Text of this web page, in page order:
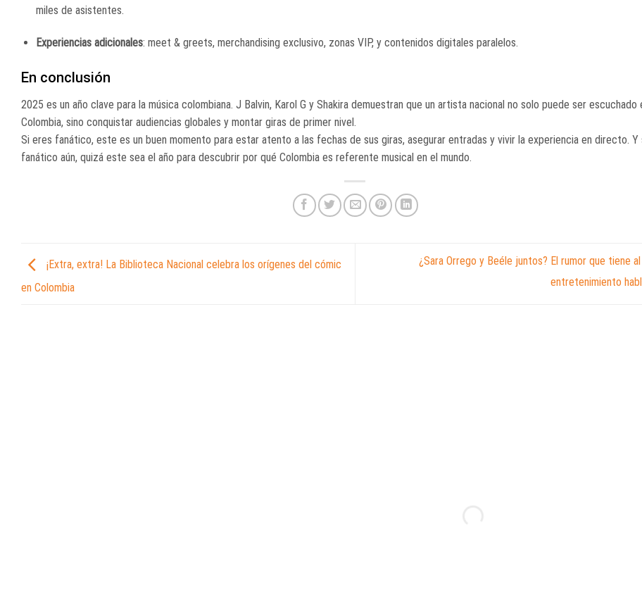
miles de asistentes.
Experiencias adicionales: meet & greets, merchandising exclusivo, zonas VIP, y contenidos digitales paralelos.
En conclusión
2025 es un año clave para la música colombiana. J Balvin, Karol G y Shakira demuestran que un artista nacional no solo puede ser escuchado
Colombia, sino conquistar audiencias globales y montar giras de primer nivel.
Si eres fanático, este es un buen momento para estar atento a las fechas de sus giras, asegurar entradas y vivir la experiencia en directo. Y
fanático aún, quizá este sea el año para descubrir por qué Colombia es referente musical en el mundo.
¡Extra, extra! La Biblioteca Nacional celebra los orígenes del cómic
en Colombia
¿Sara Orrego y Beéle juntos? El rumor que tiene
entretenimiento